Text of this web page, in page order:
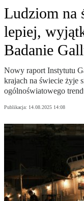
Ludziom na
lepiej,
Badanie
Nowy raport Instytutu
krajach na świecie żyje
ogólnoświatowego
Publikacja: 14.08.2025 14:08